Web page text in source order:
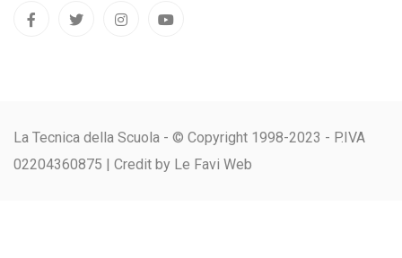
La Tecnica della Scuola - © Copyright 1998-2023 - P.IVA
02204360875 | Credit by Le Favi Web